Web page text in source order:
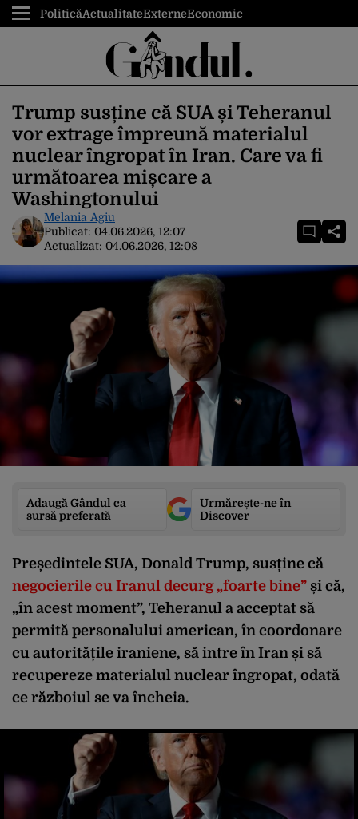
PoliticăActualitateExterneEconomic
Trump susține că SUA și Teheranul
vor extrage împreună materialul
nuclear îngropat în Iran. Care va fi
următoarea mișcare a
Washingtonului
Melania Agiu
Publicat: 04.06.2026, 12:07
Actualizat: 04.06.2026, 12:08
Adaugă Gândul ca
sursă preferată
Urmărește-ne în
Discover
Președintele SUA, Donald Trump, susține că
negocierile cu Iranul decurg „foarte bine” și că,
„în acest moment”, Teheranul a acceptat să
permită personalului american, în coordonare
cu autoritățile iraniene, să intre în Iran și să
recupereze materialul nuclear îngropat, odată
ce războiul se va încheia.